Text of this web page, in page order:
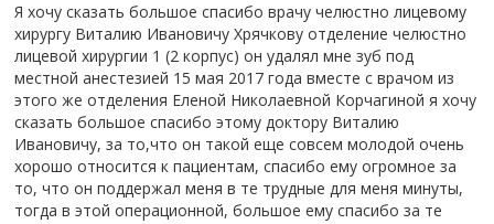
Я хочу сказать большое спасибо врачу челюстно лицевому
хирургу Виталию Ивановичу Хрячкову отделение челюстно
лицевой хирургии 1 (2 корпус) он удалял мне зуб под
местной анестезией 15 мая 2017 года вместе с врачом из
этого же отделения Еленой Николаевной Корчагиной я хочу
сказать большое спасибо этому доктору Виталию
Ивановичу, за то,что он такой еще совсем молодой очень
хорошо относится к пациентам, спасибо ему огромное за
то, что он поддержал меня в те трудные для меня минуты,
тогда в этой операционной, большое ему спасибо за те